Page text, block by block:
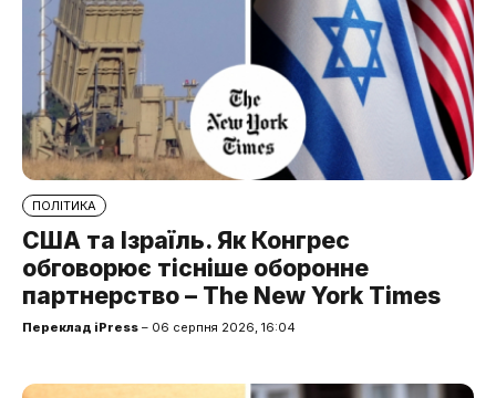
ПОЛІТИКА
США та Ізраїль. Як Конгрес
обговорює тісніше оборонне
партнерство – The New York Times
Переклад iPress – 06 серпня 2026, 16:04